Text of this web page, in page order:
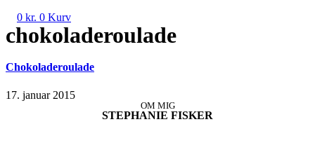
0 kr. 0 Kurv
chokoladeroulade
Chokoladeroulade
17. januar 2015
OM MIG
STEPHANIE FISKER